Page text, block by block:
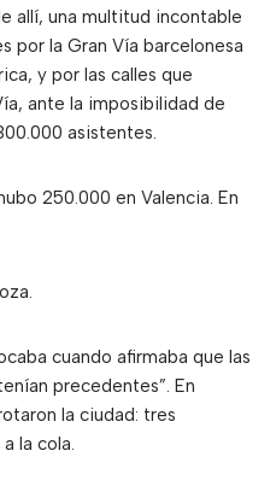
allí, una multitud incontable
por la Gran Vía barcelonesa
y por las calles que
ante la imposibilidad de
asistentes.
250.000 en Valencia. En
cuando afirmaba que las
precedentes”. En
la ciudad: tres
la cola.